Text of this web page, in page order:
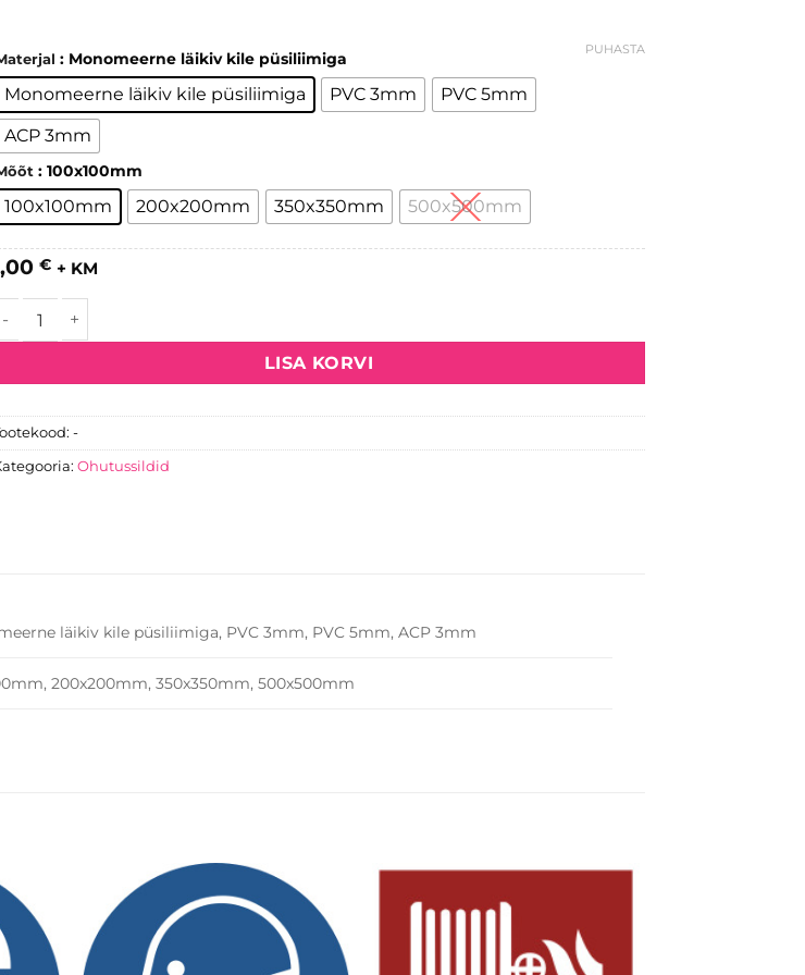
: Monomeerne läikiv kile püsiliimiga
Monomeerne läikiv kile püsiliimiga PVC 3mm
PVC 5mm
ACP 3mm
: 100x100mm
100x100mm 200x200mm 350x350mm 500x500mm
PUHASTA
€ + KM
LISA KORVI
-
Ohutussildid
läikiv kile püsiliimiga, PVC 3mm, PVC 5mm, ACP 3mm
200x200mm, 350x350mm, 500x500mm